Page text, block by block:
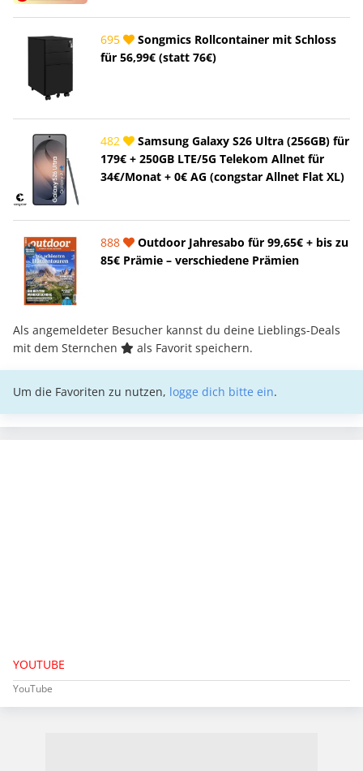
695
Songmics Rollcontainer mit Schloss
für 56,99€ (statt 76€)
482
Samsung Galaxy S26 Ultra (256GB) für
179€ + 250GB LTE/5G Telekom Allnet für
34€/Monat + 0€ AG (congstar Allnet Flat XL)
888
Outdoor Jahresabo für 99,65€ + bis zu
85€ Prämie – verschiedene Prämien
Als angemeldeter Besucher kannst du deine Lieblings-Deals
mit dem Sternchen
als Favorit speichern.
Um die Favoriten zu nutzen, logge dich bitte ein.
YOUTUBE
YouTube